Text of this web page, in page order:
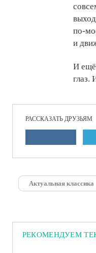
по-
и
И ещё
глаз.
РАССКАЗАТЬ ДРУЗЬЯМ
Актуальная классика
РЕКОМЕНДУЕМ